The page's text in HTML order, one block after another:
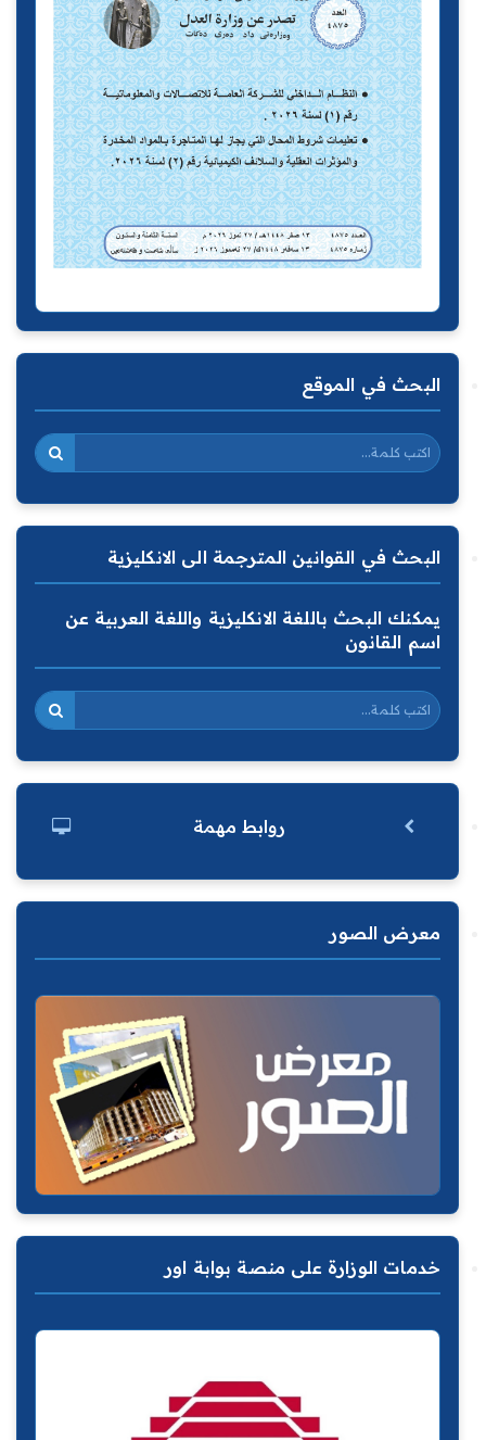
البحث في الموقع
البحث في القوانين المترجمة الى الانكليزية
يمكنك البحث باللغة الانكليزية واللغة العربية عن
اسم القانون
روابط مهمة
معرض الصور
خدمات الوزارة على منصة بوابة اور